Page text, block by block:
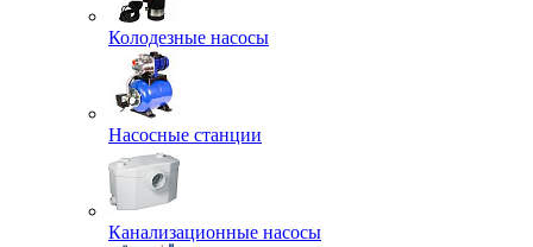
Колодезные насосы
Насосные станции
Канализационные насосы